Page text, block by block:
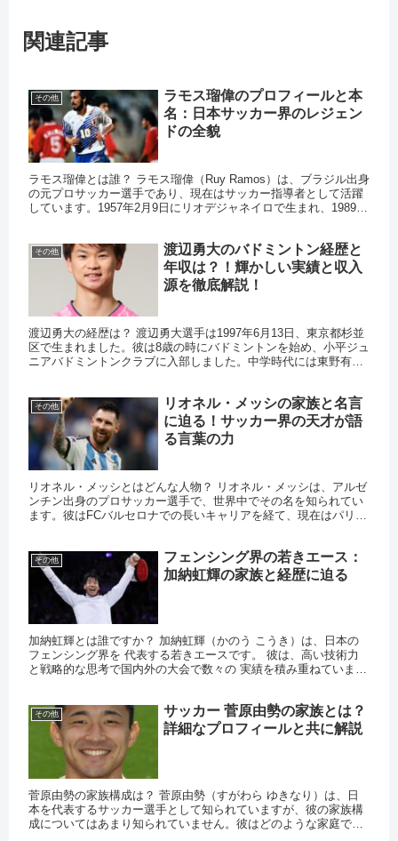
関連記事
その他
ラモス瑠偉のプロフィールと本
名：日本サッカー界のレジェン
ドの全貌
ラモス瑠偉とは誰？ ラモス瑠偉（Ruy Ramos）は、ブラジル出身
の元プロサッカー選手であり、現在はサッカー指導者として活躍
しています。1957年2月9日にリオデジャネイロで生まれ、1989年
その他
渡辺勇大のバドミントン経歴と
年収は？！輝かしい実績と収入
源を徹底解説！
渡辺勇大の経歴は？ 渡辺勇大選手は1997年6月13日、東京都杉並
区で生まれました。彼は8歳の時にバドミントンを始め、小平ジュ
ニアバドミントンクラブに入部しました。中学時代には東野有紗
その他
リオネル・メッシの家族と名言
に迫る！サッカー界の天才が語
る言葉の力
リオネル・メッシとはどんな人物？ リオネル・メッシは、アルゼ
ンチン出身のプロサッカー選手で、世界中でその名を知られてい
ます。彼はFCバルセロナでの長いキャリアを経て、現在はパリ・
その他
フェンシング界の若きエース：
加納虹輝の家族と経歴に迫る
加納虹輝とは誰ですか？ 加納虹輝（かのう こうき）は、日本の
フェンシング界を 代表する若きエースです。 彼は、高い技術力
と戦略的な思考で国内外の大会で数々の 実績を積み重ねていま
その他
サッカー 菅原由勢の家族とは？
詳細なプロフィールと共に解説
菅原由勢の家族構成は？ 菅原由勢（すがわら ゆきなり）は、日
本を代表するサッカー選手として知られていますが、彼の家族構
成についてはあまり知られていません。彼はどのような家庭で育